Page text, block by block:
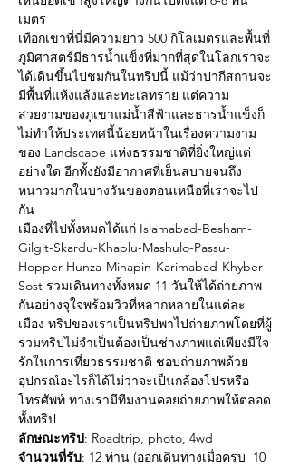
เมตร
เทือกเขาที่นี่มีความยาว 500 กิโลเมตรและพื้นที่
ภูมิศาสตร์มีธารน้ำแข็งที่มากที่สุดในโลกเราจะ
ได้เดินขึ้นไปชมกันในทริปนี้ แม้ว่าปากีสถานจะ
มีพื้นที่แห้งแล้งและทะเลทราย แต่ความ
สวยงามของภูเขาแม่น้ำสีฟ้าและธารน้ำแข็งก็
ไม่ทำให้ประเทศนี้น้อยหน้าในเรื่องความงาม
ของ Landscape แห่งธรรมชาติที่ยิ่งใหญ่แต่
อย่างใด อีกทั้งยังมีอากาศที่เย็นสบายจนถึง
หนาวมากในบางวันของตอนเหนือที่เราจะไป
กัน
เมืองที่ไปทั้งหมดได้แก่ Islamabad-Besham-
Gilgit-Skardu-Khaplu-Mashulo-Passu-
Hopper-Hunza-Minapin-Karimabad-Khyber-
Sost รวมเดินทางทั้งหมด 11 วันให้ได้ถ่ายภาพ
กันอย่างจุใจพร้อมวิวที่หลากหลายในแต่ละ
เมือง ทริปของเราเป็นทริปพาไปถ่ายภาพโดยที่ผู้
ร่วมทริปไม่จำเป็นต้องเป็นช่างภาพแต่เพียงมีใจ
รักในการเที่ยวธรรมชาติ ชอบถ่ายภาพด้วย
อุปกรณ์อะไรก็ได้ไม่ว่าจะเป็นกล้องโปรหรือ
โทรศัพท์ ทางเรามีทีมงานคอยถ่ายภาพให้ตลอด
ทั้งทริป
ลักษณะทริป: Roadtrip, photo, 4wd
จำนวนที่รับ: 12 ท่าน (ออกเดินทางเมื่อครบ  10